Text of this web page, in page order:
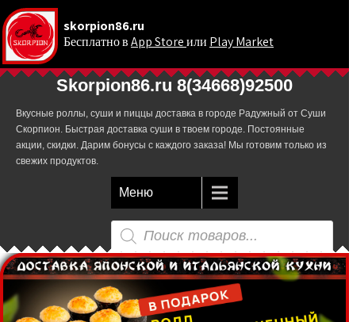
skorpion86.ru
Бесплатно вApp Storeили Play Market
Skorpion86.ru 8(34668)92500
Вкусные роллы, суши и пиццы доставка в городе Радужный от Суши
Скорпион. Быстрая доставка суши в твоем городе. Постоянные
акции, скидки. Дарим бонусы с каждого заказа! Мы готовим только из
свежих продуктов.
Меню
Поиск
товаров